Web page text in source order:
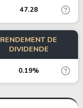
47.28
RENDEMENT DE
DIVIDENDE
0.19%